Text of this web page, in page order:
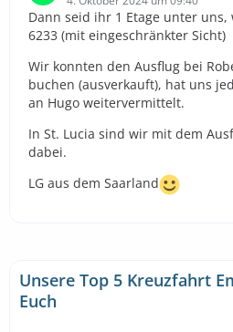
Dann seid ihr 1 Etage unter
6233 (mit eingeschränkter Sicht)
Wir konnten den Ausflug bei
buchen (ausverkauft), hat uns
an Hugo weitervermittelt.
In St. Lucia sind wir mit dem
dabei.
LG aus dem Saarland
Unsere Top 5 Kreuzfahrt
Euch